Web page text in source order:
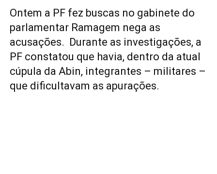
Ontem a PF fez buscas no gabinete do
parlamentar Ramagem nega as
acusações. Durante as investigações, a
PF constatou que havia, dentro da atual
cúpula da Abin, integrantes – militares –
que dificultavam as apurações.